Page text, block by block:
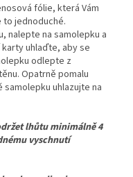
fólie, která Vám
to jednoduché.
nalepte na samolepku a
uhlaďte, aby se
odlepte z
Opatrně pomalu
uhlazujte na
lhůtu minimálně 4
vyschnutí